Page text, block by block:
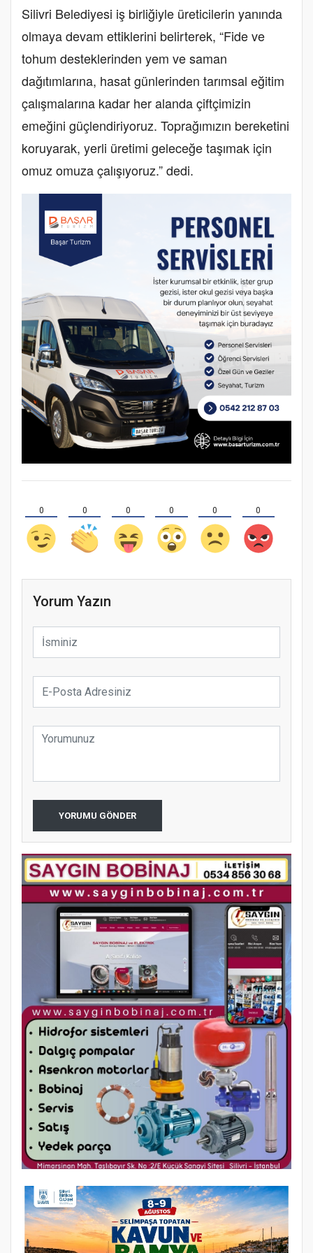
Silivri Belediyesi iş birliğiyle üreticilerin yanında
olmaya devam ettiklerini belirterek, “Fide ve
tohum desteklerinden yem ve saman
dağıtımlarına, hasat günlerinden tarımsal eğitim
çalışmalarına kadar her alanda çiftçimizin
emeğini güçlendiriyoruz. Toprağımızın bereketini
koruyarak, yerli üretimi geleceğe taşımak için
omuz omuza çalışıyoruz.” dedi.
0 0 0 0 0 0
Yorum Yazın
YORUMU GÖNDER